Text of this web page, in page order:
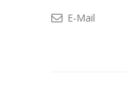
E-Mail